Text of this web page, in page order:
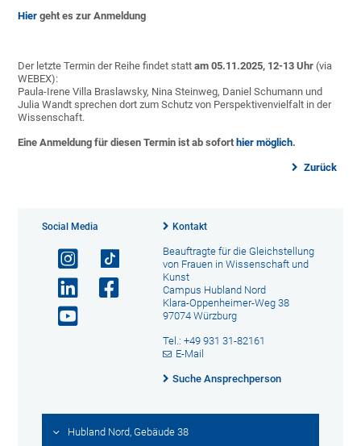
Hier geht es zur Anmeldung
Der letzte Termin der Reihe findet stattam 05.11.2025, 12-13 Uhr (via
WEBEX):
Paula-Irene Villa Braslawsky, Nina Steinweg, Daniel Schumann und
Julia Wandt sprechen dort zum Schutz von Perspektivenvielfalt in der
Wissenschaft.
Eine Anmeldung für diesen Termin ist ab sofort hier möglich.
Zurück
Social Media Kontakt
Beauftragte für die Gleichstellung
von Frauen in Wissenschaft und
Kunst
Campus Hubland Nord
Klara-Oppenheimer-Weg 38
97074 Würzburg
Tel.: +49 931 31-82161
E-Mail
Suche Ansprechperson
Hubland Nord, Gebäude 38